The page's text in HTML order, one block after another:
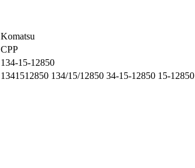
Komatsu
CPP
134-15-12850
1341512850 134/15/12850 34-15-12850 15-12850